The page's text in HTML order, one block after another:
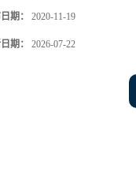
期： 2020-11-19
期： 2026-07-22